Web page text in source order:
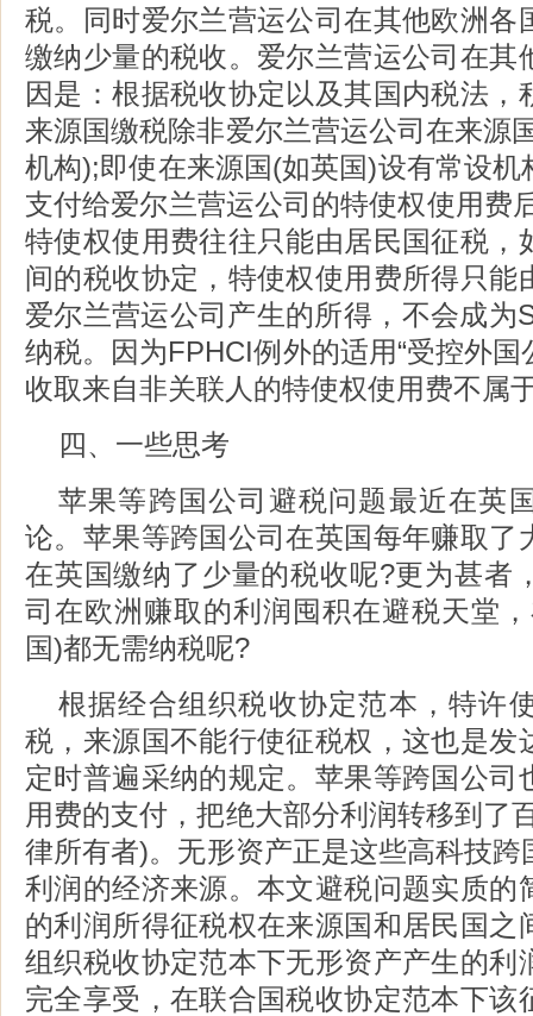
税。同时爱尔兰营运公司在其他欧洲各
缴纳少量的税收。爱尔兰营运公司在其
因是：根据税收协定以及其国内税法，
来源国缴税除非爱尔兰营运公司在来源
机构);即使在来源国(如英国)设有常设
支付给爱尔兰营运公司的特使权使用费
特使权使用费往往只能由居民国征税，
间的税收协定，特使权使用费所得只能
爱尔兰营运公司产生的所得，不会成为
纳税。因为FPHCI例外的适用“受控外
收取来自非关联人的特使权使用费不
四、一些思考
苹果等跨国公司避税问题最近在英
论。苹果等跨国公司在英国每年赚取了
在英国缴纳了少量的税收呢?更为甚者
司在欧洲赚取的利润囤积在避税天堂
国)都无需纳税呢?
根据经合组织税收协定范本，特许
税，来源国不能行使征税权，这也是发
定时普遍采纳的规定。苹果等跨国公司
用费的支付，把绝大部分利润转移到了
律所有者)。无形资产正是这些高科技
利润的经济来源。本文避税问题实质的
的利润所得征税权在来源国和居民国之
组织税收协定范本下无形资产产生的利
完全享受，在联合国税收协定范本下该